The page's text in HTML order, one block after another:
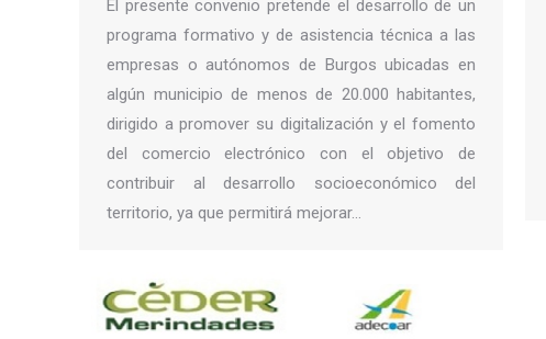
El presente convenio pretende el desarrollo de un
programa formativo y de asistencia técnica a las
empresas o autónomos de Burgos ubicadas en
algún municipio de menos de 20.000 habitantes,
dirigido a promover su digitalización y el fomento
del comercio electrónico con el objetivo de
contribuir al desarrollo socioeconómico del
territorio, ya que permitirá mejorar…